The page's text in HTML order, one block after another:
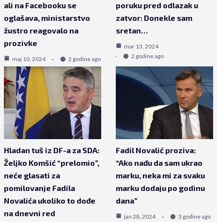
ali na Facebooku se
oglašava, ministarstvo
žustro reagovalo na
prozivke
maj 10, 2024 2 godine ago
poruku pred odlazak u
zatvor: Donekle sam
sretan…
mar 13, 2024
2 godine ago
Hladan tuš iz DF-a za SDA:
Željko Komšić “prelomio”,
neće glasati za
pomilovanje Fadila
Novalića ukoliko to dođe
na dnevni red
Fadil Novalić proziva:
“Ako nađu da sam ukrao
marku, neka mi za svaku
marku dodaju po godinu
dana”
jan 28, 2024 3 godine ago